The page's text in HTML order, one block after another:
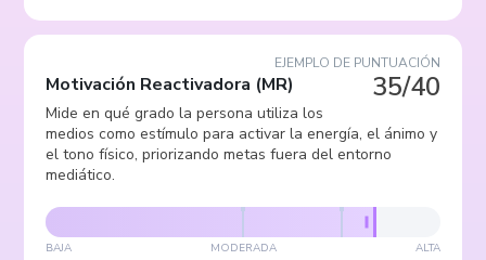
EJEMPLO DE PUNTUACIÓN
35/40
Motivación Reactivadora (MR)
Mide en qué grado la persona utiliza los
medios como estímulo para activar la energía, el ánimo y
el tono físico, priorizando metas fuera del entorno
mediático.
BAJA MODERADA ALTA